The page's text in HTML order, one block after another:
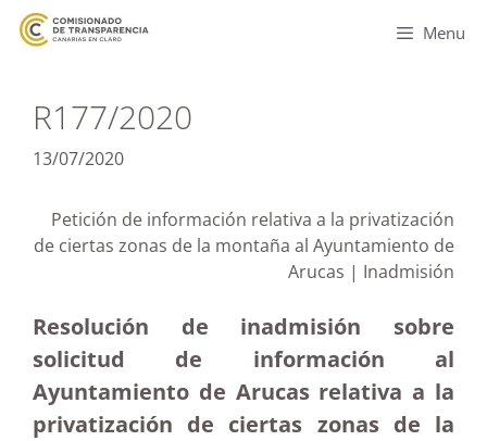
Menu
R177/2020
13/07/2020
Petición de información relativa a la privatización
de ciertas zonas de la montaña al Ayuntamiento de
Arucas | Inadmisión
Resolución de inadmisión sobre
solicitud de información al
Ayuntamiento de Arucas relativa a la
privatización de ciertas zonas de la